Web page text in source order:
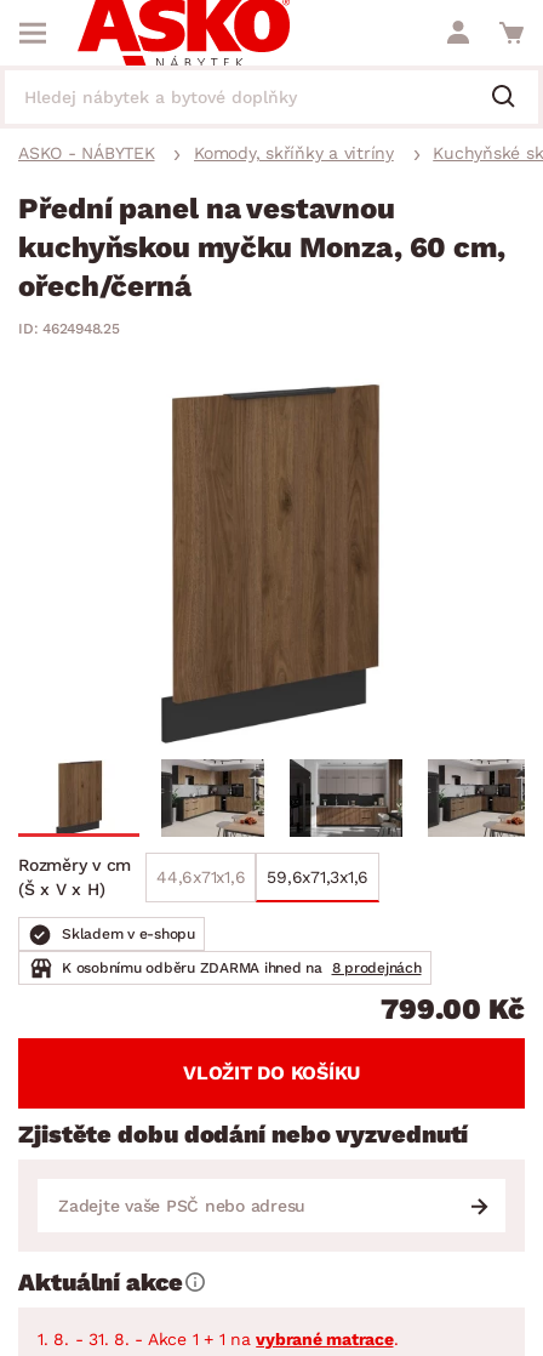
ASKO - NÁBYTEK Komody, skříňky a vitríny Kuchyňské
Přední panel na vestavnou
kuchyňskou myčku Monza, 60 cm,
ořech/černá
ID: 4624948.25
Rozměry v cm
(Š x V x H)
44,6x71x1,6 59,6x71,3x1,6
Skladem v e-shopu
K osobnímu odběru ZDARMA ihned na
8 prodejnách
799.00 Kč
VLOŽIT DO KOŠÍKU
Zjistěte dobu dodání nebo vyzvednutí
Aktuální akce
1. 8. - 31. 8. - Akce 1 + 1 navybrané matrace.